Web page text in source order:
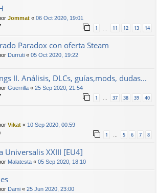
Jommat « 06 Oct 2020, 19:01
1 11 12 13 14
Paradox con oferta Steam
Durruti « 05 Oct 2020, 19:22
II. Análisis, DLCs, guías,mods, dudas...
Guerrilla « 25 Sep 2020, 21:54
1 37 38 39 40
Vikat « 10 Sep 2020, 00:59
1 … 5 6 7 8
Universalis XXIII [EU4]
Malatesta « 05 Sep 2020, 18:10
Dami « 25 Jun 2020, 23:00